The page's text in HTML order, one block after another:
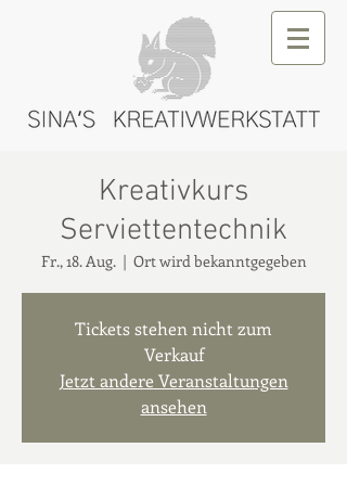
Kreativkurs
Serviettentechnik
Fr., 18. Aug.
  |
Ort wird bekanntgegeben
Tickets stehen nicht zum
Verkauf
Jetzt andere Veranstaltungen
ansehen